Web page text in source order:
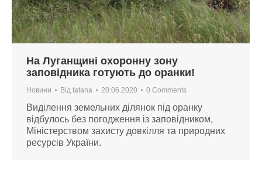
На Луганщині охоронну зону
заповідника готують до оранки!
Новини Від tatana 20.06.2020 0 Comments
Виділення земельних ділянок під оранку
відбулось без погодження із заповідником,
Міністерством захисту довкілля та природних
ресурсів України.